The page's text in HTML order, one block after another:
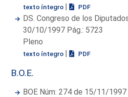
texto íntegro | PDF
DS. Congreso de los
30/10/1997 Pág.: 5723
Pleno
texto íntegro | PDF
B.O.E.
BOE Núm: 274 de 15/11/1997